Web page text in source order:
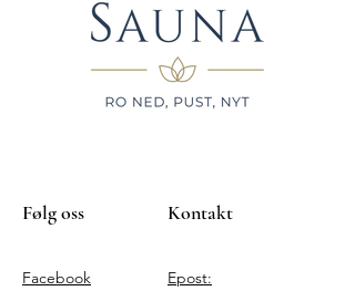
Følg oss Kontakt
Facebook Epost: